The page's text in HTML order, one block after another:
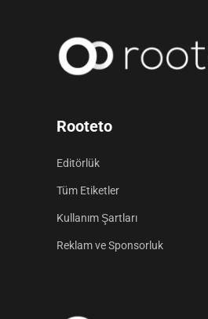
Rooteto
Editörlük
Tüm Etiketler
Kullanım Şartları
Reklam ve Sponsorluk